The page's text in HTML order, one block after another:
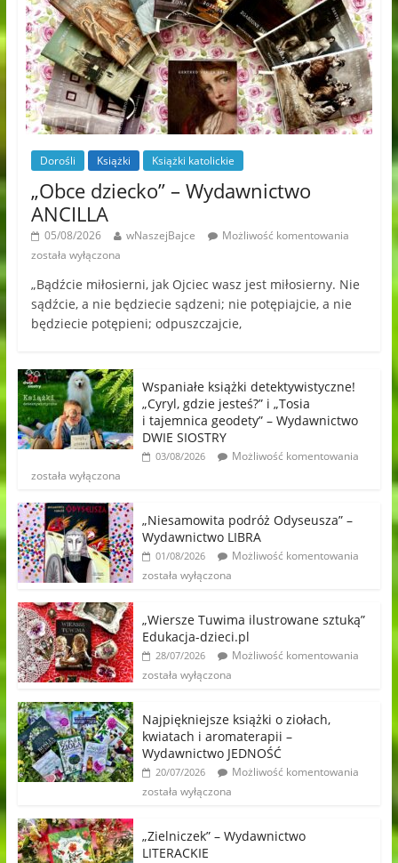
Dorośli Książki Książki katolickie
„Obce dziecko” – Wydawnictwo
ANCILLA
05/08/2026 wNaszejBajce
Możliwość komentowania
została wyłączona
„Bądźcie miłosierni, jak Ojciec wasz jest miłosierny. Nie
sądźcie, a nie będziecie sądzeni; nie potępiajcie, a nie
będziecie potępieni; odpuszczajcie,
Wspaniałe książki detektywistyczne!
„Cyryl, gdzie jesteś?” i „Tosia
i tajemnica geodety” – Wydawnictwo
DWIE SIOSTRY
03/08/2026
Możliwość komentowania
została wyłączona
„Niesamowita podróż Odyseusza” –
Wydawnictwo LIBRA
01/08/2026
Możliwość komentowania
została wyłączona
„Wiersze Tuwima ilustrowane sztuką”
Edukacja-dzieci.pl
28/07/2026
Możliwość komentowania
została wyłączona
Najpiękniejsze książki o ziołach,
kwiatach i aromaterapii –
Wydawnictwo JEDNOŚĆ
20/07/2026
Możliwość komentowania
została wyłączona
„Zielniczek” – Wydawnictwo
LITERACKIE